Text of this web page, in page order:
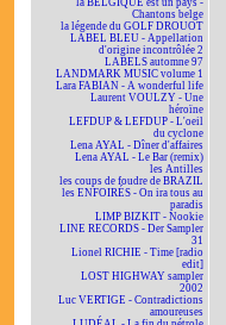
la BELGIQUE est un pays -
Chantons belge
la légende du GOLF DROUOT
LABEL BLEU - Appellation
d'origine incontrôlée 2
LABELS automne 97
LANDMARK MUSIC volume 1
Lara FABIAN - A wonderful life
Laurent VOULZY - Une
héroïne
LEFDUP & LEFDUP - L'oeil
du cyclone
Lena AYAL - Dîner d'affaires
Lena AYAL - Le Bar (remix)
les Antilles
les coups de foudre de BRAZIL
les ENFOIRÉS - On ira tous au
paradis
LIMP BIZKIT - Nookie
LINE RECORDS - Der Sampler
31
Lionel RICHIE - Time [radio
edit]
LOST HIGHWAY sampler
2002
Luc VERTIGE - Contradictions
amoureuses